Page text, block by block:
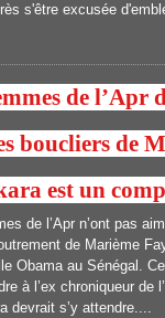
s'être excusée
de l’Apr
boucliers de
est un
de l’Apr n’ont pas
de Marième
Obama au Sénégal.
à l’ex chroniqueur de
devrait s’y attendre....